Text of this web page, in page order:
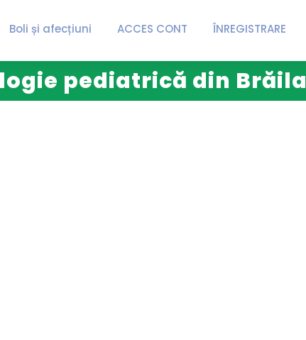
Boli și afecțiuni ACCES CONT ÎNREGISTRARE
pediatrică din Brăila